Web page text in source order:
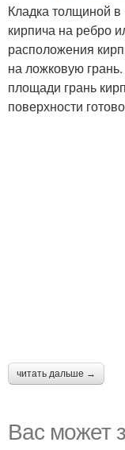
Кладка толщиной в
кирпича на ребро
расположения
на ложковую
площади грань
поверхности
читать дальше →
Вас может